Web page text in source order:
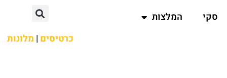
סקי
המלצות
כרטיסים | מלונות